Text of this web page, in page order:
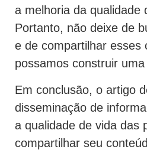
a melhoria da qualidade
Portanto, não deixe de
e de compartilhar esses
possamos construir
Em conclusão, o artigo
disseminação de
a qualidade de vida das
compartilhar seu